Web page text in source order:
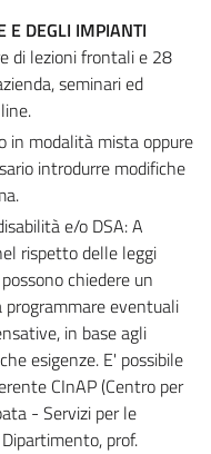
E DEGLI IMPIANTI
di lezioni frontali e 28
seminari ed
in modalità mista oppure
introdurre modifiche
e/o DSA: A
rispetto delle leggi
chiedere un
programmare eventuali
in base agli
esigenze. E' possibile
CInAP (Centro per
- Servizi per le
prof.